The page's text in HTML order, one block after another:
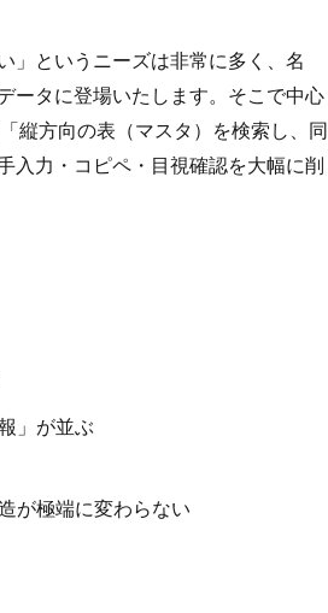
」というニーズは非常に多く、名
ータに登場いたします。そこで中心
縦方向の表（マスタ）を検索し、同
入力・コピペ・目視確認を大幅に削
」が並ぶ
が極端に変わらない